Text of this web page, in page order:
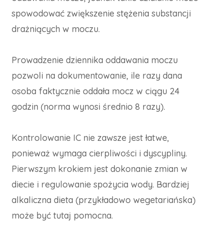
spowodować zwiększenie stężenia substancji
drażniących w moczu.
Prowadzenie dziennika oddawania moczu
pozwoli na dokumentowanie, ile razy dana
osoba faktycznie oddała mocz w ciągu 24
godzin (norma wynosi średnio 8 razy).
Kontrolowanie IC nie zawsze jest łatwe,
ponieważ wymaga cierpliwości i dyscypliny.
Pierwszym krokiem jest dokonanie zmian w
diecie i regulowanie spożycia wody. Bardziej
alkaliczna dieta (przykładowo wegetariańska)
może być tutaj pomocna.